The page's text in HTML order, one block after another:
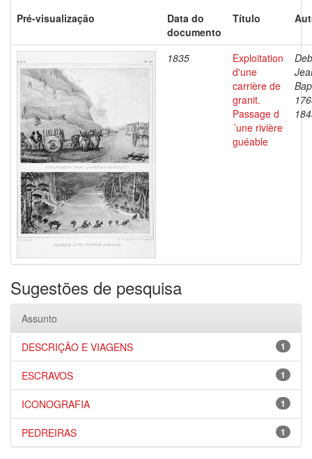
Pré-visualização
Data do
documento
Título
1835
Exploitation
d'une
carrière de
granit.
Passage d
´une rivière
guéable
Sugestões de pesquisa
Assunto
1
DESCRIÇÃO E VIAGENS
1
ESCRAVOS
1
ICONOGRAFIA
1
PEDREIRAS